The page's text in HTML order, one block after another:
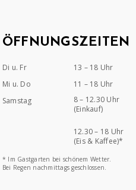
ÖFFNUNGSZEITEN
Di u. Fr
13 – 18 Uhr
Mi u. Do
11 – 18 Uhr
Samstag
8 – 12.30 Uhr
(Einkauf)
12.30 – 18 Uhr
(Eis & Kaffee)*
* Im Gastgarten bei schönem Wetter.
Bei Regen nachmittags geschlossen.